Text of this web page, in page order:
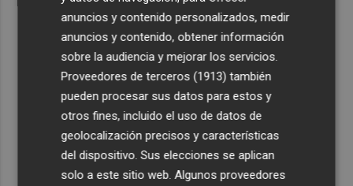
anuncios y contenido personalizados, medir
anuncios y contenido, obtener información
sobre la audiencia y mejorar los servicios.
Proveedores de terceros (1913) también
pueden procesar sus datos para estos y
otros fines, incluido el uso de datos de
geolocalización precisos y características
del dispositivo. Sus elecciones se aplican
solo a este sitio web. Algunos proveedores